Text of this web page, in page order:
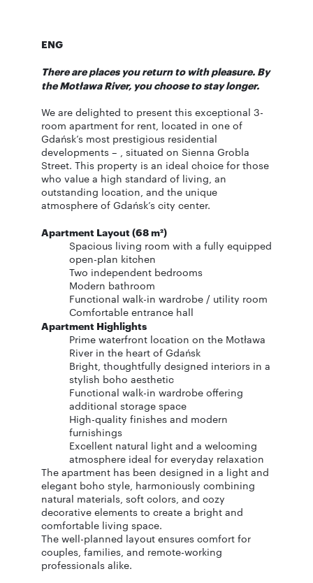
ENG
There are places you return to with pleasure. By
the Motława River, you choose to stay longer.
We are delighted to present this exceptional 3-
room apartment for rent, located in one of
Gdańsk’s most prestigious residential
developments – , situated on Sienna Grobla
Street. This property is an ideal choice for those
who value a high standard of living, an
outstanding location, and the unique
atmosphere of Gdańsk’s city center.
Apartment Layout (68 m²)
Spacious living room with a fully equipped
open-plan kitchen
Two independent bedrooms
Modern bathroom
Functional walk-in wardrobe / utility room
Comfortable entrance hall
Apartment Highlights
Prime waterfront location on the Motława
River in the heart of Gdańsk
Bright, thoughtfully designed interiors in a
stylish boho aesthetic
Functional walk-in wardrobe offering
additional storage space
High-quality finishes and modern
furnishings
Excellent natural light and a welcoming
atmosphere ideal for everyday relaxation
The apartment has been designed in a light and
elegant boho style, harmoniously combining
natural materials, soft colors, and cozy
decorative elements to create a bright and
comfortable living space.
The well-planned layout ensures comfort for
couples, families, and remote-working
professionals alike.